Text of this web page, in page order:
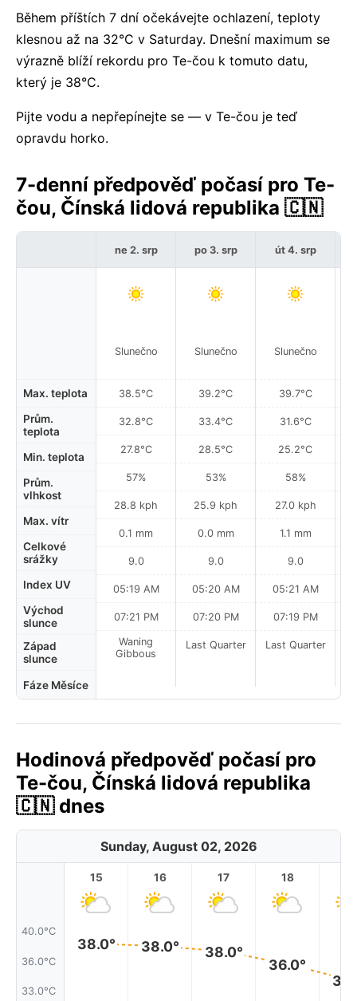
Během příštích 7 dní očekávejte ochlazení, teploty
klesnou až na 32°C v Saturday. Dnešní maximum se
výrazně blíží rekordu pro Te-čou k tomuto datu,
který je 38°C.
Pijte vodu a nepřepínejte se — v Te-čou je teď
opravdu horko.
7-denní předpověď počasí pro Te-
čou, Čínská lidová republika 🇨🇳
Max. teplota
Prům.
teplota
Min. teplota
Prům.
vlhkost
Max. vítr
Celkové
srážky
Index UV
Východ
slunce
Západ
slunce
Fáze Měsíce
ne 2. srp
Slunečno
38.5°C
32.8°C
27.8°C
57%
28.8 kph
0.1 mm
9.0
05:19 AM
07:21 PM
Waning
Gibbous
po 3. srp
Slunečno
39.2°C
33.4°C
28.5°C
53%
25.9 kph
0.0 mm
9.0
05:20 AM
07:20 PM
Last Quarter
út 4. srp
Slunečno
39.7°C
31.6°C
25.2°C
58%
27.0 kph
1.1 mm
9.0
05:21 AM
07:19 PM
Last Quarter
Hodinová předpověď počasí pro
Te-čou, Čínská lidová republika
🇨🇳 dnes
Sunday, August 02, 2026
40.0°C
36.0°C
33.0°C
15
38.0°
16
38.0°
17
38.0°
18
36.0°